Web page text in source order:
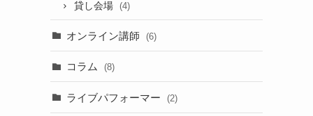
貸し会場 (4)
オンライン講師 (6)
コラム (8)
ライブパフォーマー (2)